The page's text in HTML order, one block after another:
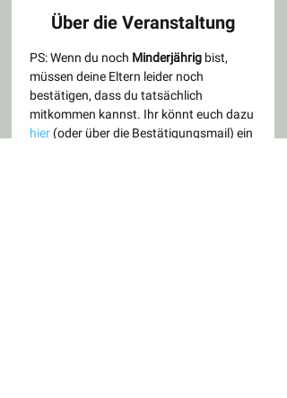
Über die Veranstaltung
PS: Wenn du noch Minderjährig bist,
müssen deine Eltern leider noch
bestätigen, dass du tatsächlich
mitkommen kannst. Ihr könnt euch dazu
hier (oder über die Bestätigungsmail) ein